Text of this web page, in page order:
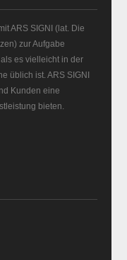
ARS SIGNI (lat. Die
zur Aufgabe
es vielleicht in der
üblich ist. ARS SIGNI
Kunden eine
bieten.